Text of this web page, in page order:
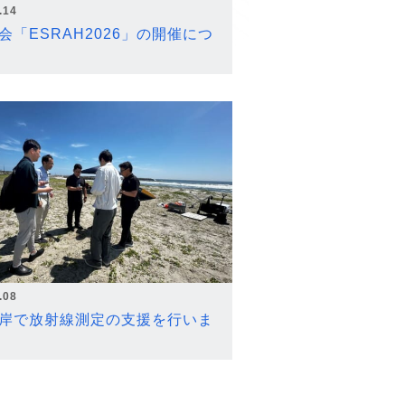
「ESRAH2026」の開催につ
で放射線測定の支援を行いま